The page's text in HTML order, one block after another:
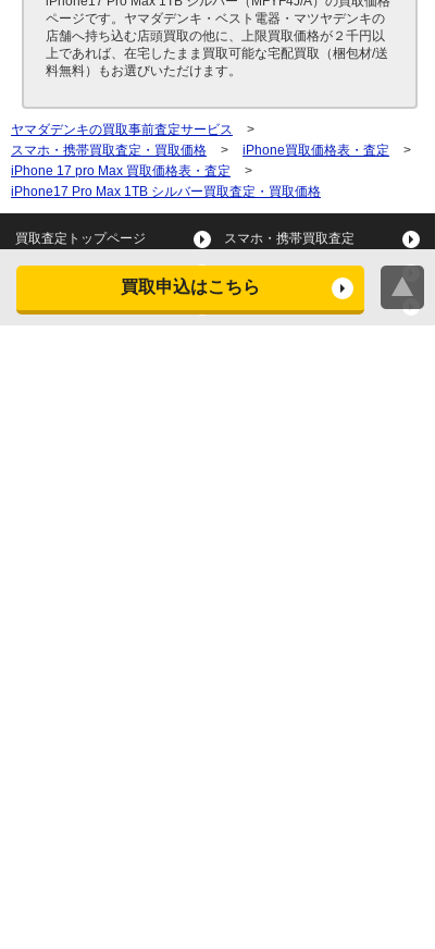
買取申込はこちら
ページです。ヤマダデンキ・ベスト電器・マツヤデンキの
店舗へ持ち込む店頭買取の他に、上限買取価格が２千円以
上であれば、在宅したまま買取可能な宅配買取（梱包材/送
料無料）もお選びいただけます。
ヤマダデンキの買取事前査定サービス
>
スマホ・携帯買取査定・買取価格
> iPhone買取価格表・査定
>
iPhone 17 pro Max 買取価格表・査定
>
iPhone17 Pro Max 1TB シルバー買取査定・買取価格
買取査定トップページ スマホ・携帯買取査定
タブレット買取査定
スマートウォッチ買取査定